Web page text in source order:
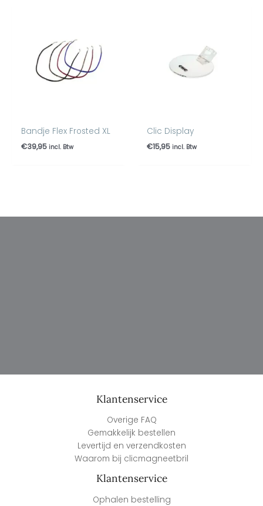
Bandje Flex Frosted XL
€39,95 incl. Btw
Clic Display
€15,95 incl. Btw
Klantenservice
Overige FAQ
Gemakkelijk bestellen
Levertijd en verzendkosten
Waarom bij clicmagneetbril
Klantenservice
Ophalen bestelling